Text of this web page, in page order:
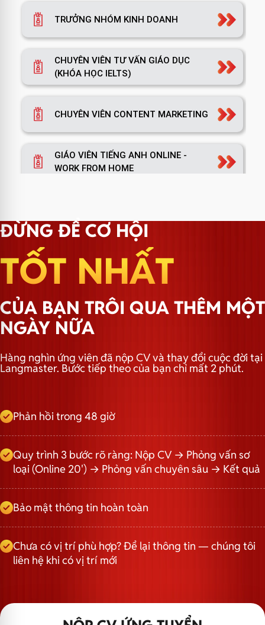
TRƯỞNG NHÓM KINH DOANH
CHUYÊN VIÊN TƯ VẤN GIÁO DỤC
(KHÓA HỌC IELTS)
CHUYÊN VIÊN CONTENT MARKETING
GIÁO VIÊN TIẾNG ANH ONLINE -
WORK FROM HOME
TRƯỞNG NHÓM HÀNH CHÍNH
ĐỪNG ĐỂ CƠ HỘI
TỐT NHẤT
CỦA BẠN TRÔI QUA THÊM MỘT
NGÀY NỮA
Hàng nghìn ứng viên đã nộp CV và thay đổi cuộc đời tại
Langmaster. Bước tiếp theo của bạn chỉ mất 2 phút.
Phản hồi trong 48 giờ
Quy trình 3 bước rõ ràng: Nộp CV → Phỏng vấn sơ
loại (Online 20') → Phỏng vấn chuyên sâu → Kết quả
Bảo mật thông tin hoàn toàn
Chưa có vị trí phù hợp? Để lại thông tin — chúng tôi
liên hệ khi có vị trí mới